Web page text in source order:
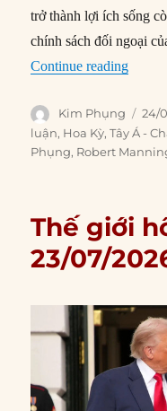
trở thành lợi ích sống
chính sách đối ngoại
Continue reading“Các
Author
Kim Phụng
on
24/
luận, Hoa Kỳ,Tây Á -
Phụng, Robert
Thế giới
23/07/